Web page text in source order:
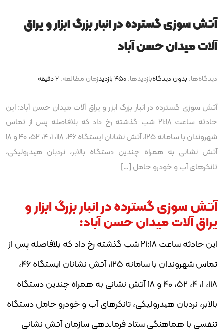
آتش سوزی گسترده در انبار بزرگ ابزار و یراق
آلات میدان حسن آباد
دیدگاه‌ها: بدون دیدگاهبازدیدها: زمان مطالعه:
آتش سوزی گسترده در انبار بزرگ ابزار و یراق آلات میدان حسن آباد: این
حادثه ساعت 21:18 شب گذشته رخ داد که بلافاصله پس از تماس
شهروندان با سامانه 125، آتش نشانان ایستگاه 46، 118، 1، 4، 52، 40 و 18
آتش نشانی به همراه چندین دستگاه بالابر، نردبان هیدرولیکی،
تانکرهای آب و خودرو حامل […]
آتش سوزی گسترده در انبار بزرگ ابزار و
یراق آلات میدان حسن آباد:
ا
ین حادثه ساعت 21:18 شب گذشته رخ داد که بلافاصله پس از
تماس شهروندان با سامانه 125، آتش نشانان ایستگاه 46،
118، 1، 4، 52، 40 و 18 آتش نشانی به همراه چندین دستگاه
بالابر، نردبان هیدرولیکی، تانکرهای آب و خودرو حامل دستگاه
تنفسی با هماهنگی ستاد فرماندهی سازمان آتش نشانی